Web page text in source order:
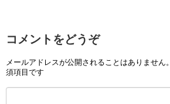
コメントをどうぞ
メールアドレスが公開されることはありません。
須項目です